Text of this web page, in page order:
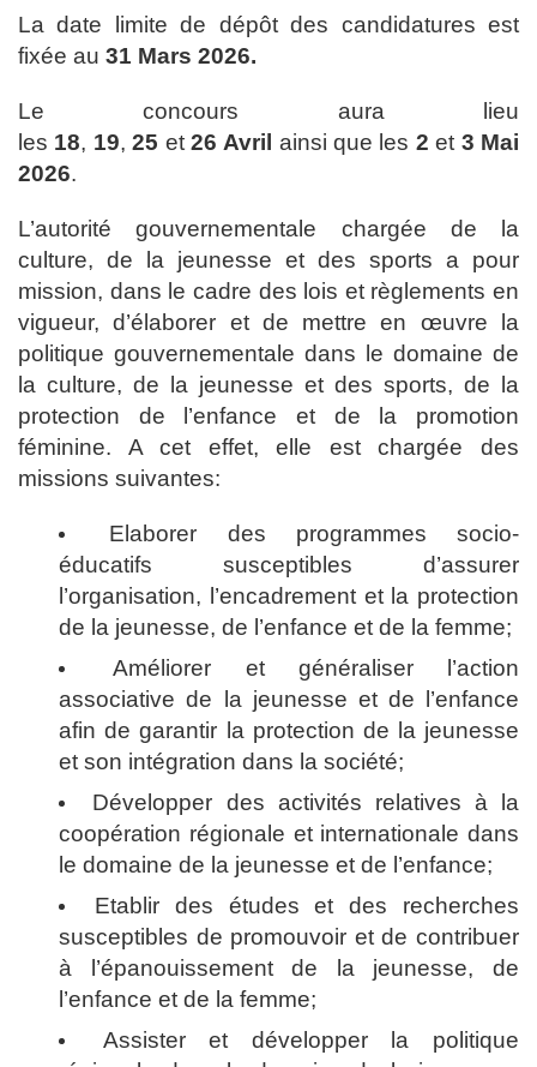
La date limite de dépôt des candidatures est
fixée au 31 Mars 2026.
Le concours aura lieu
les 18, 19,25 et 26 Avril ainsi que les 2 et 3 Mai
2026.
L’autorité gouvernementale chargée de la
culture, de la jeunesse et des sports a pour
mission, dans le cadre des lois et règlements en
vigueur, d’élaborer et de mettre en œuvre la
politique gouvernementale dans le domaine de
la culture, de la jeunesse et des sports, de la
protection de l’enfance et de la promotion
féminine. A cet effet, elle est chargée des
missions suivantes:
Elaborer des programmes socio-
éducatifs susceptibles d’assurer
l’organisation, l’encadrement et la protection
de la jeunesse, de l’enfance et de la femme;
Améliorer et généraliser l’action
associative de la jeunesse et de l’enfance
afin de garantir la protection de la jeunesse
et son intégration dans la société;
Développer des activités relatives à la
coopération régionale et internationale dans
le domaine de la jeunesse et de l’enfance;
Etablir des études et des recherches
susceptibles de promouvoir et de contribuer
à l’épanouissement de la jeunesse, de
l’enfance et de la femme;
Assister et développer la politique